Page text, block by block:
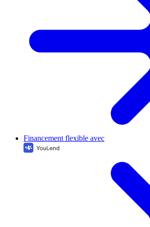
Financement flexible avec